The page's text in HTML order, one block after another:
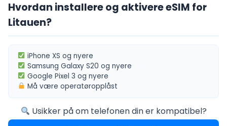
Hvordan installere og aktivere eSIM for
Litauen?
iPhone XS og nyere
Samsung Galaxy S20 og nyere
Google Pixel 3 og nyere
Må væreoperatøropplåst
Usikker på om telefonen din er kompatibel?